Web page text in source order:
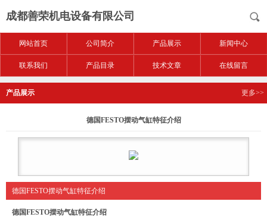
成都善荣机电设备有限公司
网站首页 公司简介 产品展示 新闻中心
联系我们 产品目录 技术文章 在线留言
产品展示 更多>>
德国FESTO摆动气缸特征介绍
德国FESTO摆动气缸特征介绍
德国FESTO摆动气缸特征介绍